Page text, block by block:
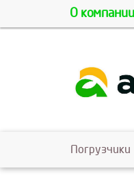
О компании
Погрузчики